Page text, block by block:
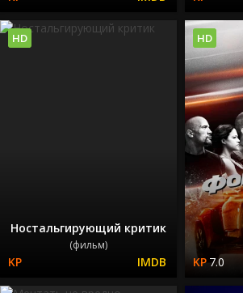
Ностальгирующий критик
(фильм)
HD
7.0
HD